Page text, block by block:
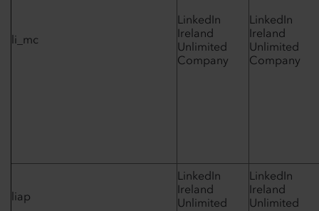
li_mc
LinkedIn
Ireland
Unlimited
Company
LinkedIn
Ireland
Unlimited
Company
liap
LinkedIn
Ireland
Unlimited
LinkedIn
Ireland
Unlimited